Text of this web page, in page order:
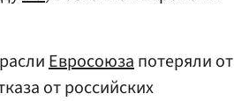
Евросоюзапотеряли от
от российских